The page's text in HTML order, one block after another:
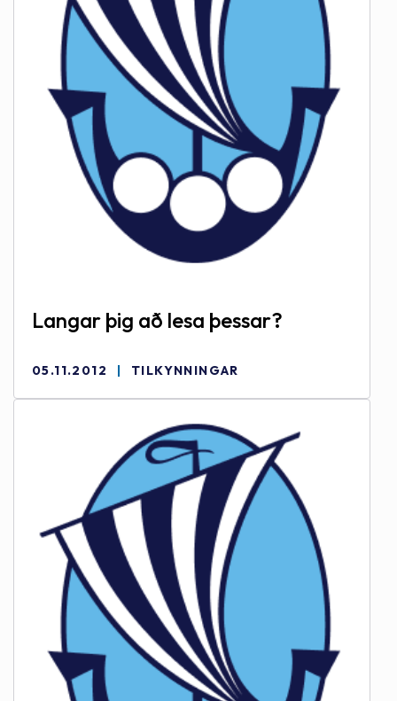
Langar þig að lesa þessar?
05.11.2012 TILKYNNINGAR